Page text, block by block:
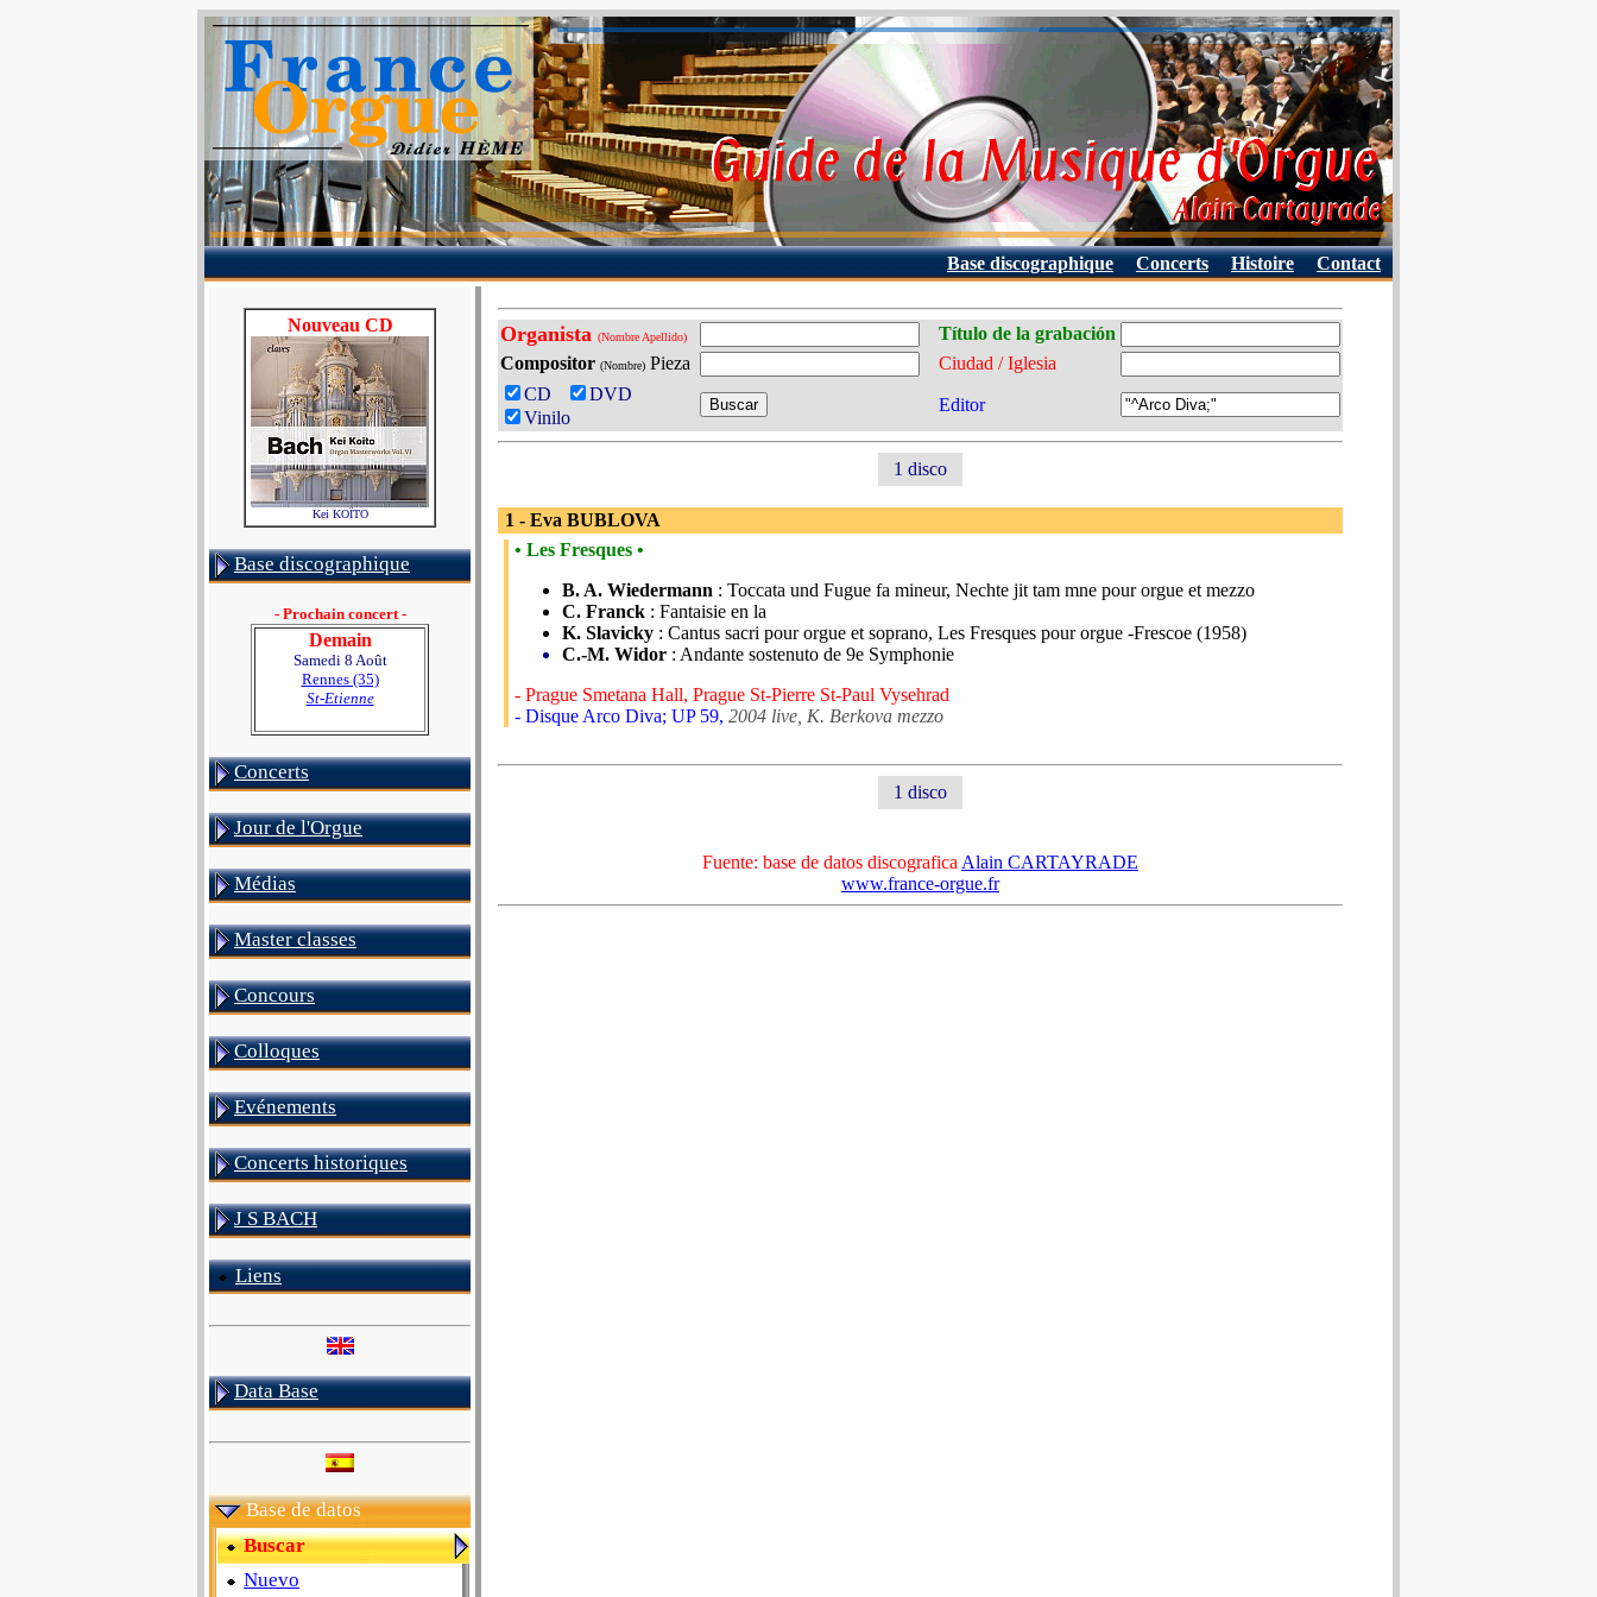
Base discographique Concerts Histoire Contact
Nouveau CD
Kei KOÏTO
Base discographique
- Prochain concert -
Demain
Samedi 8 Août
Rennes (35)
St-Etienne
Concerts
Jour de l'Orgue
Médias
Master classes
Concours
Colloques
Evénements
Concerts historiques
J S BACH
Liens
Data Base
Base de datos
Buscar
Nuevo
Organista (Nombre Apellido)
Título de la grabación
Compositor (Nombre) Pieza
Ciudad / Iglesia
CD
DVD
Vinilo
Editor
1 disco
1 - Eva BUBLOVA
• Les Fresques •
B. A. Wiedermann : Toccata und Fugue fa mineur, Nechte jit tam mne pour orgue et mezzo
C. Franck : Fantaisie en la
K. Slavicky : Cantus sacri pour orgue et soprano, Les Fresques pour orgue -Frescoe (1958)
C.-M. Widor : Andante sostenuto de 9e Symphonie
- Prague Smetana Hall, Prague St-Pierre St-Paul Vysehrad
- Disque Arco Diva; UP 59, 2004 live, K. Berkova mezzo
1 disco
Fuente: base de datos discografica Alain CARTAYRADE
www.france-orgue.fr